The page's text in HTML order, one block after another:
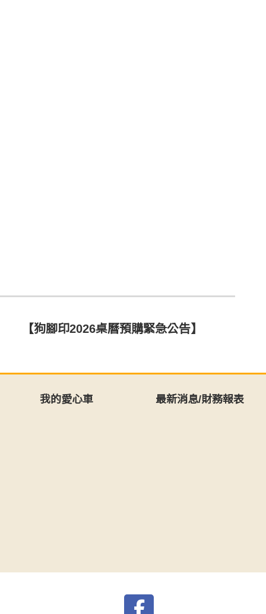
【狗腳印2026桌曆預購緊急公告】
我的愛心車 最新消息/財務報表